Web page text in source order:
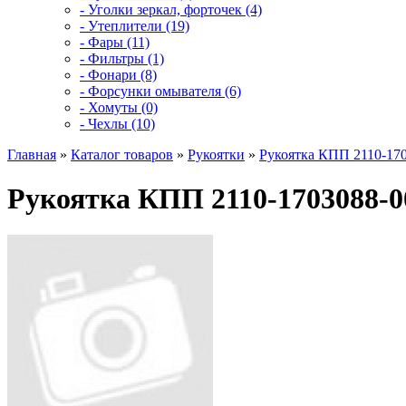
- Уголки зеркал, форточек (4)
- Утеплители (19)
- Фары (11)
- Фильтры (1)
- Фонари (8)
- Форсунки омывателя (6)
- Хомуты (0)
- Чехлы (10)
Главная » Каталог товаров » Рукоятки » Рукоятка КПП 2110-
Рукоятка КПП 2110-1703088-